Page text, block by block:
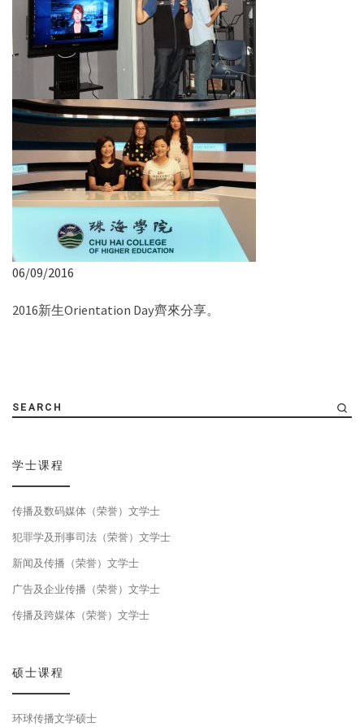
06/09/2016
2016新生Orientation Day齊來分享。
SEARCH
学士课程
传播及数码媒体（荣誉）文学士
犯罪学及刑事司法（荣誉）文学士
新闻及传播（荣誉）文学士
广告及企业传播（荣誉）文学士
传播及跨媒体（荣誉）文学士
硕士课程
环球传播文学硕士